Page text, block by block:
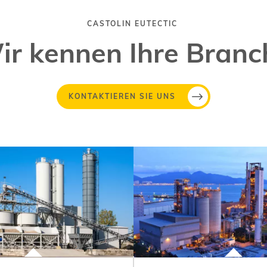
kennen Ihre
CASTOLIN EUTECTIC
KONTAKTIEREN SIE UNS